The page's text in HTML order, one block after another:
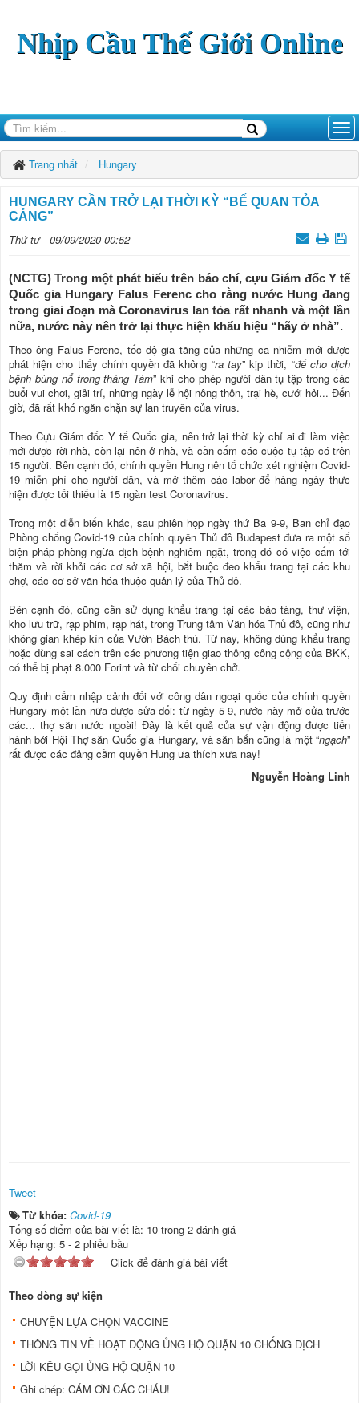
Nhịp Cầu Thế Giới Online
Trang nhất Hungary
HUNGARY CẦN TRỞ LẠI THỜI KỲ “BẾ QUAN TỎA
CẢNG”
Thứ tư - 09/09/2020 00:52
(NCTG) Trong một phát biểu trên báo chí, cựu Giám đốc Y tế
Quốc gia Hungary Falus Ferenc cho rằng nước Hung đang
trong giai đoạn mà Coronavirus lan tỏa rất nhanh và một lần
nữa, nước này nên trở lại thực hiện khẩu hiệu “hãy ở nhà”.
Theo ông Falus Ferenc, tốc độ gia tăng của những ca nhiễm mới được
phát hiện cho thấy chính quyền đã không “ra tay” kịp thời, “để cho dịch
bệnh bùng nổ trong tháng Tám” khi cho phép người dân tụ tập trong các
buổi vui chơi, giải trí, những ngày lễ hội nông thôn, trại hè, cưới hỏi... Đến
giờ, đã rất khó ngăn chặn sự lan truyền của virus.
Theo Cựu Giám đốc Y tế Quốc gia, nên trở lại thời kỳ chỉ ai đi làm việc
mới được rời nhà, còn lại nên ở nhà, và cần cấm các cuộc tụ tập có trên
15 người. Bên cạnh đó, chính quyền Hung nên tổ chức xét nghiệm Covid-
19 miễn phí cho người dân, và mở thêm các labor để hàng ngày thực
hiện được tối thiểu là 15 ngàn test Coronavirus.
Trong một diễn biến khác, sau phiên họp ngày thứ Ba 9-9, Ban chỉ đạo
Phòng chống Covid-19 của chính quyền Thủ đô Budapest đưa ra một số
biện pháp phòng ngừa dịch bệnh nghiêm ngặt, trong đó có việc cấm tới
thăm và rời khỏi các cơ sở xã hội, bắt buộc đeo khẩu trang tại các khu
chợ, các cơ sở văn hóa thuộc quản lý của Thủ đô.
Bên cạnh đó, cũng cần sử dụng khẩu trang tại các bảo tàng, thư viện,
kho lưu trữ, rạp phim, rạp hát, trong Trung tâm Văn hóa Thủ đô, cũng như
không gian khép kín của Vườn Bách thú. Từ nay, không dùng khẩu trang
hoặc dùng sai cách trên các phương tiện giao thông công cộng của BKK,
có thể bị phạt 8.000 Forint và từ chối chuyên chở.
Quy định cấm nhập cảnh đối với công dân ngoại quốc của chính quyền
Hungary một lần nữa được sửa đổi: từ ngày 5-9, nước này mở cửa trước
các... thợ săn nước ngoài! Đây là kết quả của sự vận động được tiến
hành bởi Hội Thợ săn Quốc gia Hungary, và săn bắn cũng là một “ngạch”
rất được các đảng cầm quyền Hung ưa thích xưa nay!
Nguyễn Hoàng Linh
Tweet
Từ khóa: Covid-19
Tổng số điểm của bài viết là: 10 trong 2 đánh giá
Xếp hạng: 5 - 2 phiếu bầu
Click để đánh giá bài viết
Theo dòng sự kiện
CHUYỆN LỰA CHỌN VACCINE
THÔNG TIN VỀ HOẠT ĐỘNG ỦNG HỘ QUẬN 10 CHỐNG DỊCH
LỜI KÊU GỌI ỦNG HỘ QUẬN 10
Ghi chép: CÁM ƠN CÁC CHÁU!